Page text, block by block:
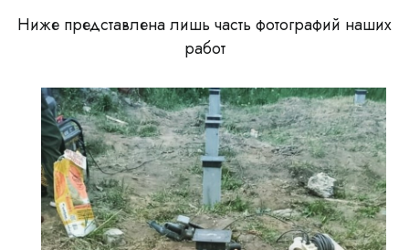
Ниже представлена лишь часть фотографий наших
работ